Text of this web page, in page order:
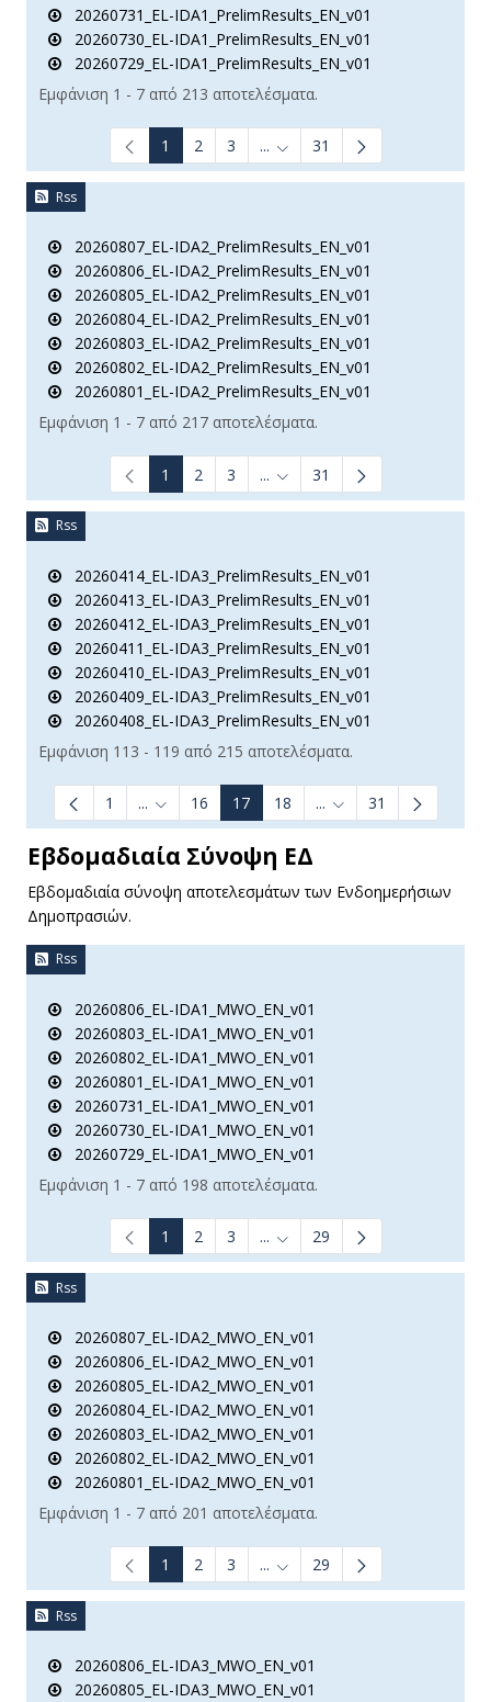
20260731_EL-IDA1_PrelimResults_EN_v01
20260730_EL-IDA1_PrelimResults_EN_v01
20260729_EL-IDA1_PrelimResults_EN_v01
Εμφάνιση 1 - 7 από 213 αποτελέσματα.
1 2 3 ... Ενδιάμεσες σελίδες Use
31
Rss
20260807_EL-IDA2_PrelimResults_EN_v01
20260806_EL-IDA2_PrelimResults_EN_v01
20260805_EL-IDA2_PrelimResults_EN_v01
20260804_EL-IDA2_PrelimResults_EN_v01
20260803_EL-IDA2_PrelimResults_EN_v01
20260802_EL-IDA2_PrelimResults_EN_v01
20260801_EL-IDA2_PrelimResults_EN_v01
Εμφάνιση 1 - 7 από 217 αποτελέσματα.
1 2 3 ... Ενδιάμεσες σελίδες Use
31
Rss
20260414_EL-IDA3_PrelimResults_EN_v01
20260413_EL-IDA3_PrelimResults_EN_v01
20260412_EL-IDA3_PrelimResults_EN_v01
20260411_EL-IDA3_PrelimResults_EN_v01
20260410_EL-IDA3_PrelimResults_EN_v01
20260409_EL-IDA3_PrelimResults_EN_v01
20260408_EL-IDA3_PrelimResults_EN_v01
Εμφάνιση 113 - 119 από 215 αποτελέσματα.
1 ... Ενδιάμεσες σελίδες Use TAB to navigate.
16 17 18 ... Ενδιάμεσες σελίδες
31
Εβδομαδιαία Σύνοψη ΕΔ
Εβδομαδιαία σύνοψη αποτελεσμάτων των Ενδοημερήσιων
Δημοπρασιών.
Rss
20260806_EL-IDA1_MWO_EN_v01
20260803_EL-IDA1_MWO_EN_v01
20260802_EL-IDA1_MWO_EN_v01
20260801_EL-IDA1_MWO_EN_v01
20260731_EL-IDA1_MWO_EN_v01
20260730_EL-IDA1_MWO_EN_v01
20260729_EL-IDA1_MWO_EN_v01
Εμφάνιση 1 - 7 από 198 αποτελέσματα.
1 2 3 ... Ενδιάμεσες σελίδες Use
29
Rss
20260807_EL-IDA2_MWO_EN_v01
20260806_EL-IDA2_MWO_EN_v01
20260805_EL-IDA2_MWO_EN_v01
20260804_EL-IDA2_MWO_EN_v01
20260803_EL-IDA2_MWO_EN_v01
20260802_EL-IDA2_MWO_EN_v01
20260801_EL-IDA2_MWO_EN_v01
Εμφάνιση 1 - 7 από 201 αποτελέσματα.
1 2 3 ... Ενδιάμεσες σελίδες Use
29
Rss
20260806_EL-IDA3_MWO_EN_v01
20260805_EL-IDA3_MWO_EN_v01